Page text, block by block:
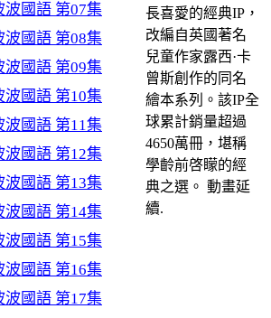
國語 第07集
國語 第08集
國語 第09集
國語 第10集
國語 第11集
國語 第12集
國語 第13集
國語 第14集
國語 第15集
國語 第16集
國語 第17集
長喜愛的經典IP，
改編自英國著名
兒童作家露西·卡
曾斯創作的同名
繪本系列。該IP全
球累計銷量超過
4650萬冊，堪稱
學齡前啓矇的經
典之選。 動畫延
續.